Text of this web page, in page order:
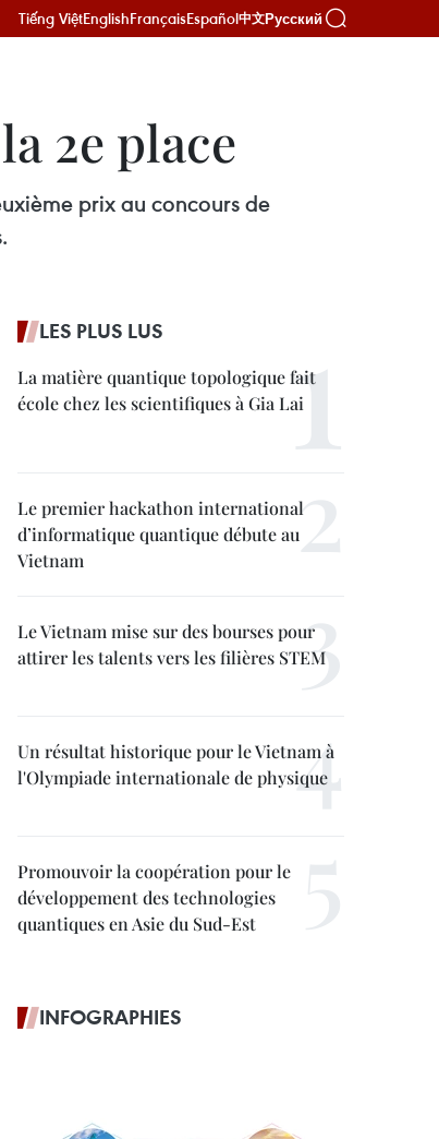
Tiếng ViệtEnglishFrançaisEspañol中文Русский
2e place
prix au concours de
LES PLUS LUS
La matière quantique topologique fait
école chez les scientifiques à Gia Lai
Le premier hackathon international
d’informatique quantique débute au
Vietnam
Le Vietnam mise sur des bourses pour
attirer les talents vers les filières STEM
Un résultat historique pour le Vietnam à
l'Olympiade internationale de physique
Promouvoir la coopération pour le
développement des technologies
quantiques en Asie du Sud-Est
INFOGRAPHIES